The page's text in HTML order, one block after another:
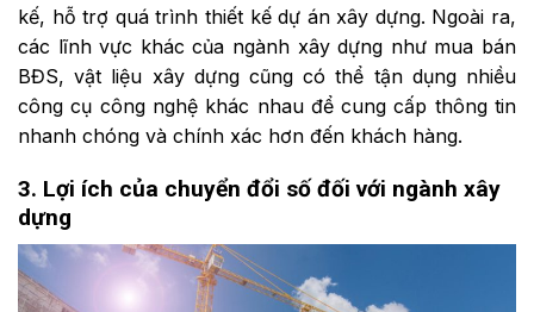
kế, hỗ trợ quá trình thiết kế dự án xây dựng. Ngoài ra,
các lĩnh vực khác của ngành xây dựng như mua bán
BĐS, vật liệu xây dựng cũng có thể tận dụng nhiều
công cụ công nghệ khác nhau để cung cấp thông tin
nhanh chóng và chính xác hơn đến khách hàng.
3. Lợi ích của chuyển đổi số đối với ngành xây
dựng